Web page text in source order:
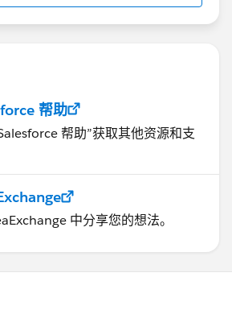
帮助
帮助”获取其他资源和支
中分享您的想法。